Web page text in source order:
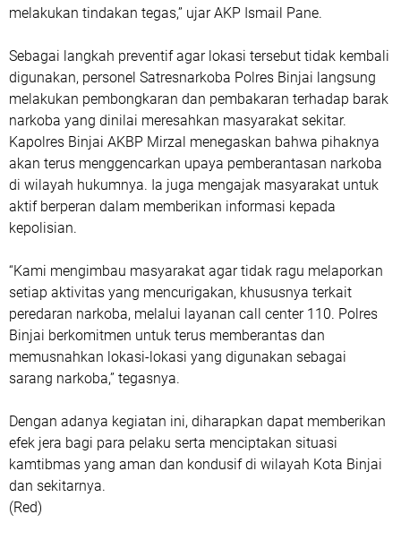
melakukan tindakan tegas,” ujar AKP Ismail Pane.
Sebagai langkah preventif agar lokasi tersebut tidak kembali
digunakan, personel Satresnarkoba Polres Binjai langsung
melakukan pembongkaran dan pembakaran terhadap barak
narkoba yang dinilai meresahkan masyarakat sekitar.
Kapolres Binjai AKBP Mirzal menegaskan bahwa pihaknya
akan terus menggencarkan upaya pemberantasan narkoba
di wilayah hukumnya. Ia juga mengajak masyarakat untuk
aktif berperan dalam memberikan informasi kepada
kepolisian.
“Kami mengimbau masyarakat agar tidak ragu melaporkan
setiap aktivitas yang mencurigakan, khususnya terkait
peredaran narkoba, melalui layanan call center 110. Polres
Binjai berkomitmen untuk terus memberantas dan
memusnahkan lokasi-lokasi yang digunakan sebagai
sarang narkoba,” tegasnya.
Dengan adanya kegiatan ini, diharapkan dapat memberikan
efek jera bagi para pelaku serta menciptakan situasi
kamtibmas yang aman dan kondusif di wilayah Kota Binjai
dan sekitarnya.
(Red)